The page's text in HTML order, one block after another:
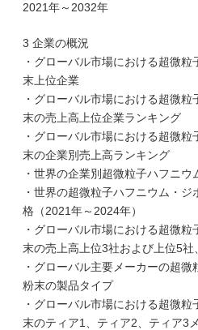
2021年～2032年
3 企業の概況
・グローバル市場における超微
末上位企業
・グローバル市場における超微
末の売上高上位企業ランキング
・グローバル市場における超微
末の企業別売上高ランキング
・世界の企業別超微粒子ハフニ
・世界の超微粒子ハフニウム・
格（2021年～2024年）
・グローバル市場における超微
末の売上高上位3社および上位5社
・グローバル主要メーカーの超
粉末の製品タイプ
・グローバル市場における超微
末のティア1、ティア2、ティア3